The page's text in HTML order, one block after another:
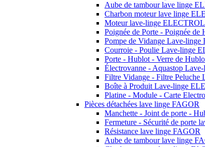
Aube de tambour lave linge
Charbon moteur lave linge
Moteur lave-linge
Poignée de Porte - Poignée
Pompe de Vidange Lave-
Courroie - Poulie Lave-linge
Porte - Hublot - Verre de
Électrovanne - Aquastop
Filtre Vidange - Filtre
Boîte à Produit Lave-linge
Platine - Module - Carte
Pièces détachées lave linge FAGOR
Manchette - Joint de porte -
Fermeture - Sécurité de porte
Résistance lave linge FAGOR
Aube de tambour lave linge